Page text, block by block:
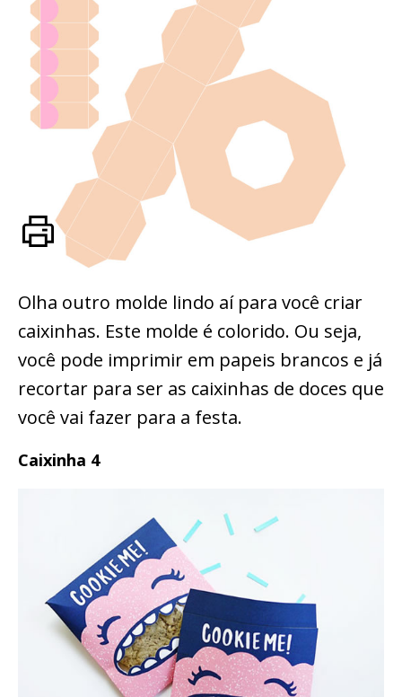
Olha outro molde lindo aí para você criar
caixinhas. Este molde é colorido. Ou seja,
você pode imprimir em papeis brancos e já
recortar para ser as caixinhas de doces que
você vai fazer para a festa.
Caixinha 4